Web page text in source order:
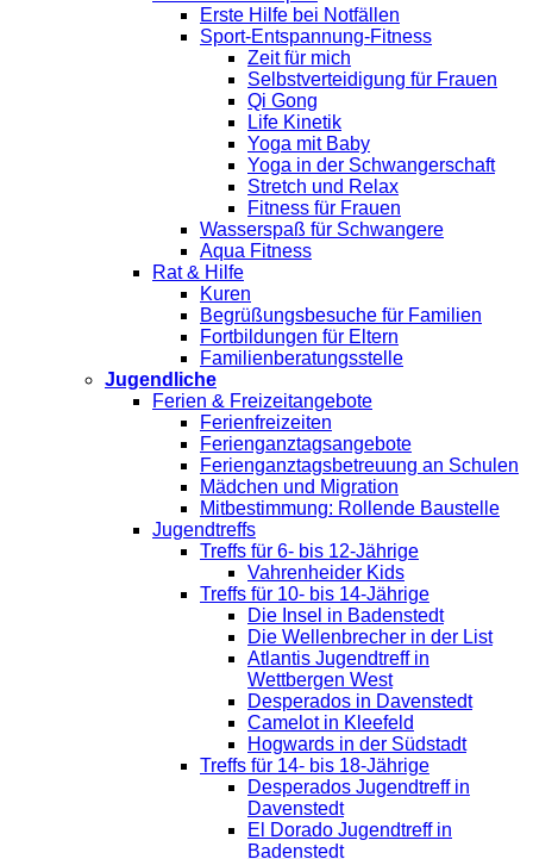
Erste Hilfe bei Notfällen
Sport-Entspannung-Fitness
Zeit für mich
Selbstverteidigung für Frauen
Qi Gong
Life Kinetik
Yoga mit Baby
Yoga in der Schwangerschaft
Stretch und Relax
Fitness für Frauen
Wasserspaß für Schwangere
Aqua Fitness
Rat & Hilfe
Kuren
Begrüßungsbesuche für Familien
Fortbildungen für Eltern
Familienberatungsstelle
Jugendliche
Ferien & Freizeitangebote
Ferienfreizeiten
Ferienganztagsangebote
Ferienganztagsbetreuung an Schulen
Mädchen und Migration
Mitbestimmung: Rollende Baustelle
Jugendtreffs
Treffs für 6- bis 12-Jährige
Vahrenheider Kids
Treffs für 10- bis 14-Jährige
Die Insel in Badenstedt
Die Wellenbrecher in der List
Atlantis Jugendtreff in
Wettbergen West
Desperados in Davenstedt
Camelot in Kleefeld
Hogwards in der Südstadt
Treffs für 14- bis 18-Jährige
Desperados Jugendtreff in
Davenstedt
El Dorado Jugendtreff in
Badenstedt